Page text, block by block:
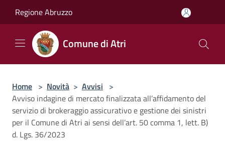
Regione Abruzzo
Comune di Atri
Home > Novità > Avvisi >
Avviso indagine di mercato finalizzata all’affidamento del
servizio di brokeraggio assicurativo e gestione dei sinistri
per il Comune di Atri ai sensi dell’art. 50 comma 1, lett. B)
d. Lgs. 36/2023